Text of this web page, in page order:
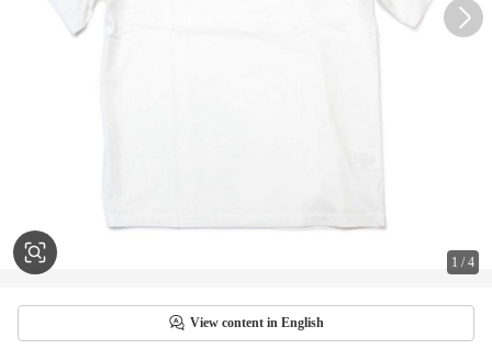
1 /4
View content in English